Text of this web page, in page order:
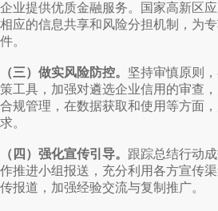
企业提供优质金融服务。国家高新区
相应的信息共享和风险分担机制，为
件。
（三）做实风险防控。 坚持审慎原则
策工具，加强对遴选企业信用的审查
合规管理，在数据获取和使用等方面
求。
（四）强化宣传引导。 跟踪总结行动
作推进小组报送，充分利用各方宣传
传报道，加强经验交流与复制推广。